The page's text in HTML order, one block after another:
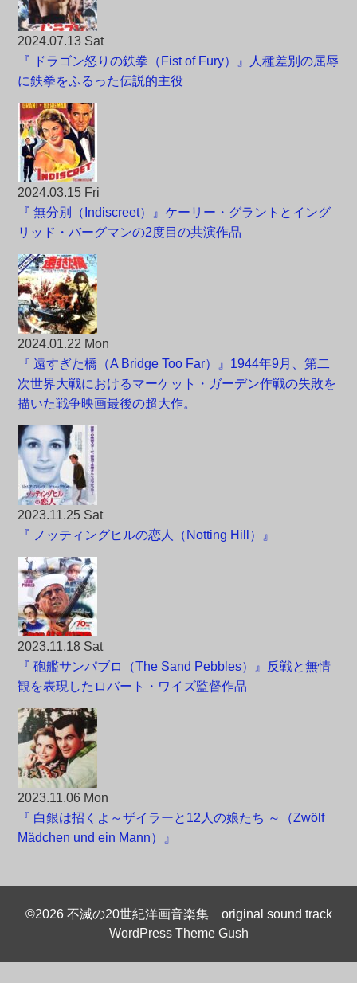
2024.07.13 Sat
『 ドラゴン怒りの鉄拳（Fist of Fury）』人種差別の屈辱
に鉄拳をふるった伝説的主役
2024.03.15 Fri
『 無分別（Indiscreet）』ケーリー・グラントとイング
リッド・バーグマンの2度目の共演作品
2024.01.22 Mon
『 遠すぎた橋（A Bridge Too Far）』1944年9月、第二
次世界大戦におけるマーケット・ガーデン作戦の失敗を
描いた戦争映画最後の超大作。
2023.11.25 Sat
『 ノッティングヒルの恋人（Notting Hill）』
2023.11.18 Sat
『 砲艦サンパブロ（The Sand Pebbles）』反戦と無情
観を表現したロバート・ワイズ監督作品
2023.11.06 Mon
『 白銀は招くよ～ザイラーと12人の娘たち ～（Zwölf
Mädchen und ein Mann）』
©2026 不滅の20世紀洋画音楽集 original sound track
WordPress Theme Gush